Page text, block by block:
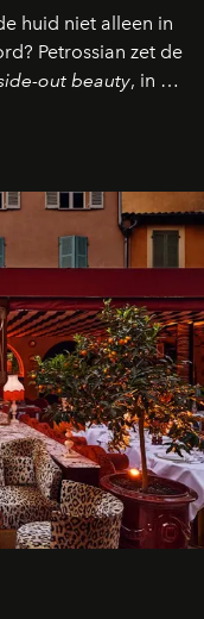
huid niet alleen in
Petrossian zet de
out beauty, in de